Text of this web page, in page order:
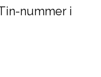
nummer i